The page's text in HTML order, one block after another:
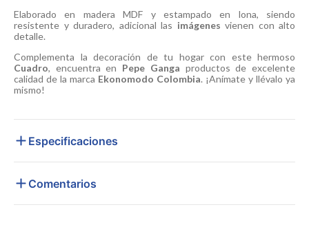
Elaborado en madera MDF y estampado en lona, siendo
resistente y duradero, adicional las imágenes vienen con alto
detalle.
Complementa la decoración de tu hogar con este hermoso
Cuadro, encuentra en Pepe Ganga productos de excelente
calidad de la marca Ekonomodo Colombia. ¡Anímate y llévalo ya
mismo!
Especificaciones
Comentarios